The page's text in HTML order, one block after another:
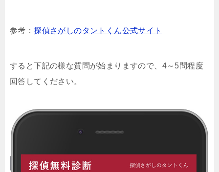
参考：探偵さがしのタントくん公式サイト
すると下記の様な質問が始まりますので、4～5問程度
回答してください。